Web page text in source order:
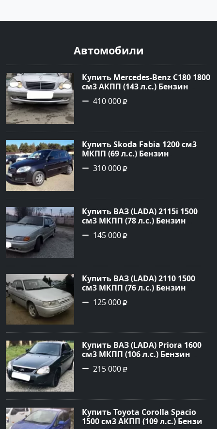
Автомобили
Купить Mercedes-Benz C180 1800
см3 АКПП (143 л.с.) Бензин
инжектор в Тимашевск : цвет
Серебряный Седан 2006 года по
Авторынок23
410 000
Купить Skoda Fabia 1200 см3
МКПП (69 л.с.) Бензин
инжектор в Кропоткин: цвет
черный Хетчбэк 2010 года по
Авторынок23
310 000
Купить ВАЗ (LADA) 2115i 1500
см3 МКПП (78 л.с.) Бензин
инжектор в Брюховецкая: цвет
Золотой Седан 2003 года по
Авторынок23
145 000
Купить ВАЗ (LADA) 2110 1500
см3 МКПП (76 л.с.) Бензин
инжектор в Новороссийск:
цвет белый Седан 2004 года по
Авторынок23
125 000
Купить ВАЗ (LADA) Priora 1600
см3 МКПП (106 л.с.) Бензин
инжектор в Темрюк : цвет
Серый Седан 2014 года по цене
215 000
Купить Toyota Corolla Spacio
1500 см3 АКПП (109 л.с.) Бензин